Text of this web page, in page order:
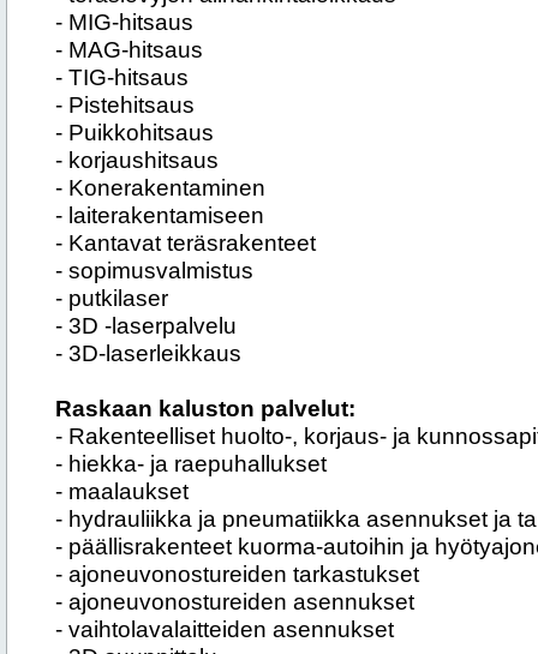
- MIG-hitsaus
- MAG-hitsaus
- TIG-hitsaus
- Pistehitsaus
- Puikkohitsaus
- korjaushitsaus
- Konerakentaminen
- laiterakentamiseen
- Kantavat teräsrakenteet
- sopimusvalmistus
- putkilaser
- 3D -laserpalvelu
- 3D-laserleikkaus
Raskaan kaluston palvelut:
- Rakenteelliset huolto-, korjaus- ja
- hiekka- ja raepuhallukset
- maalaukset
- hydrauliikka ja pneumatiikka asennukset ja
- päällisrakenteet kuorma-autoihin ja
- ajoneuvonostureiden tarkastukset
- ajoneuvonostureiden asennukset
- vaihtolavalaitteiden asennukset